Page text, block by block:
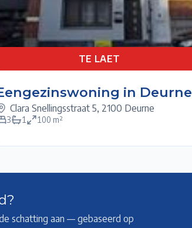
TE LAET
TE
in Deurne
Clara Snellingsstraat 5, 2100 Deurne
3 1 100 m²
schatting aan — gebaseerd op